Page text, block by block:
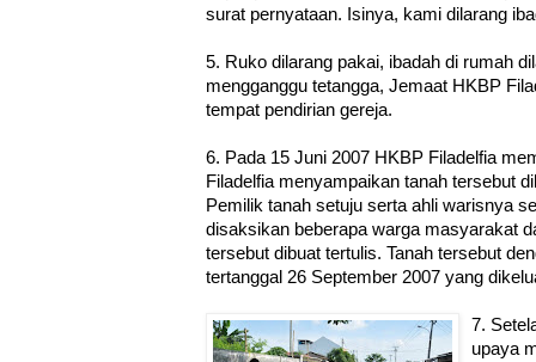
surat pernyataan. Isinya, kami dilarang
5. Ruko dilarang pakai, ibadah di rumah
mengganggu tetangga, Jemaat HKBP
tempat pendirian gereja.
6. Pada 15 Juni 2007 HKBP Filadelfia
Filadelfia menyampaikan tanah tersebut
Pemilik tanah setuju serta ahli warisnya
disaksikan beberapa warga masyarakat
tersebut dibuat tertulis. Tanah tersebut
tertanggal 26 September 2007 yang
7.
upaya